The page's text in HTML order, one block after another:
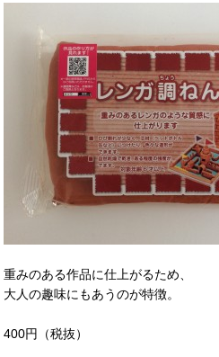
重みのある作品に仕上がるため、
大人の趣味にもあうのが特徴。
400円（税抜）